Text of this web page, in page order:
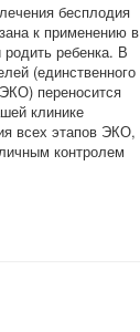
бесплодия
к применению в
ребенка. В
(единственного
переносится
клинике
всех этапов ЭКО,
контролем